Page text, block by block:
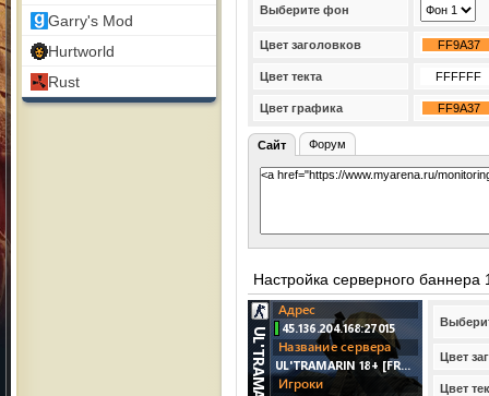
Garry's Mod
Hurtworld
Rust
Выберите фон
Цвет заголовков
Цвет текта
Цвет графика
Сайт Форум
Настройка серверного баннера
Цвет
Цвет